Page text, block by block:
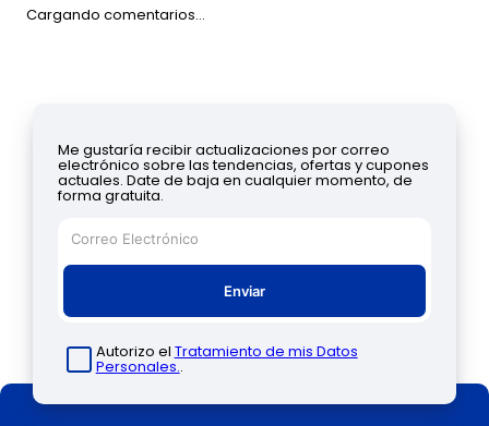
Cargando comentarios…
Me gustaría recibir actualizaciones por correo
electrónico sobre las tendencias, ofertas y cupones
actuales. Date de baja en cualquier momento, de
forma gratuita.
Enviar
Autorizo el Tratamiento de mis Datos
Personales..